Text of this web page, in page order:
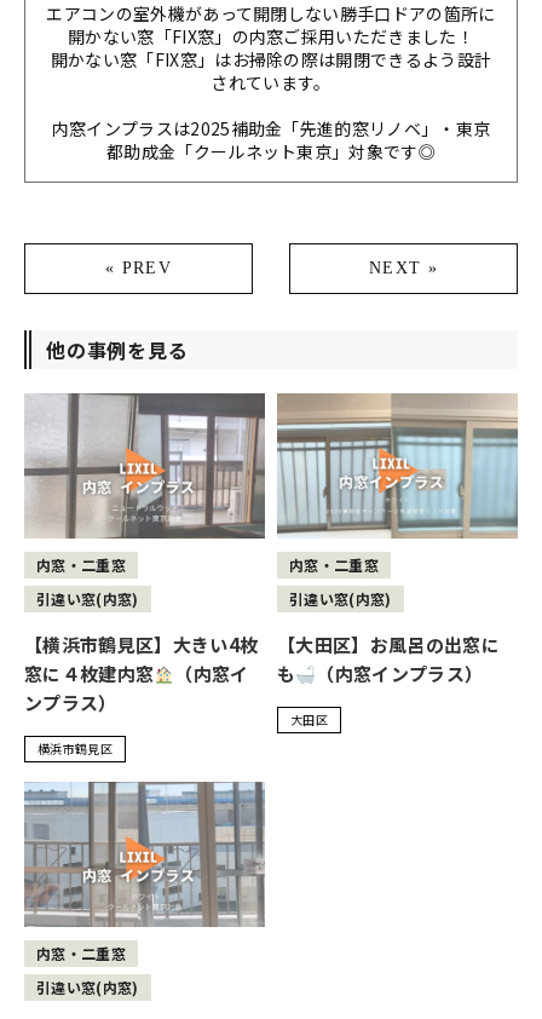
エアコンの室外機があって開閉しない勝手口ドアの箇所に
開かない窓「FIX窓」の内窓ご採用いただきました！
開かない窓「FIX窓」はお掃除の際は開閉できるよう設計
されています。
内窓インプラスは2025補助金「先進的窓リノベ」・東京
都助成金「クールネット東京」対象です◎
« PREV NEXT »
他の事例を見る
内窓・二重窓
引違い窓(内窓)
【横浜市鶴見区】大きい4枚
窓に４枚建内窓
（内窓イ
ンプラス）
横浜市鶴見区
内窓・二重窓
引違い窓(内窓)
【大田区】お風呂の出窓に
も
（内窓インプラス）
大田区
内窓・二重窓
引違い窓(内窓)